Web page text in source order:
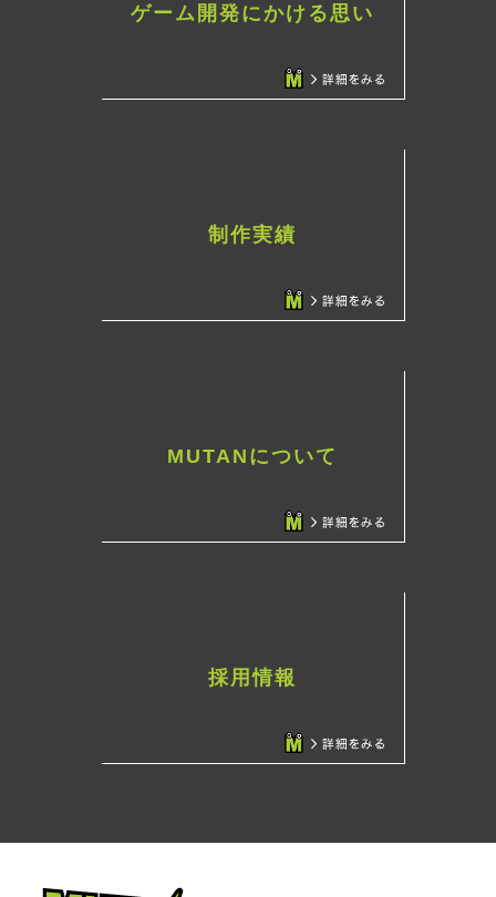
ゲーム開発にかける思い
制作実績
MUTANについて
採用情報